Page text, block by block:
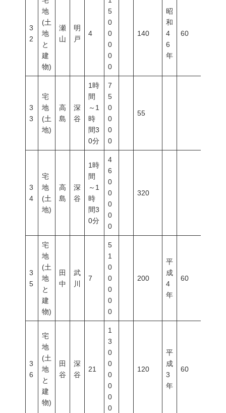
3
2
地
(土
地
と
建
物)
瀬
山
明
戸
4
5
0
0
0
0
0
140
昭
和
4
6
年
60
3
3
宅
地
(土
地)
高
島
深
谷
1時
間
～1
時
間3
0分
7
5
0
0
0
0
55
3
4
宅
地
(土
地)
高
島
深
谷
1時
間
～1
時
間3
0分
4
6
0
0
0
0
0
320
3
5
宅
地
(土
地
と
建
物)
田
中
武
川
7
5
1
0
0
0
0
0
200
平
成
4
年
60
3
6
宅
地
(土
地
と
建
物)
田
谷
深
谷
21
1
3
0
0
0
0
0
0
120
平
成
3
年
60